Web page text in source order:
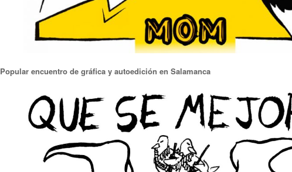
Popular encuentro de gráfica y autoedición en Salamanca